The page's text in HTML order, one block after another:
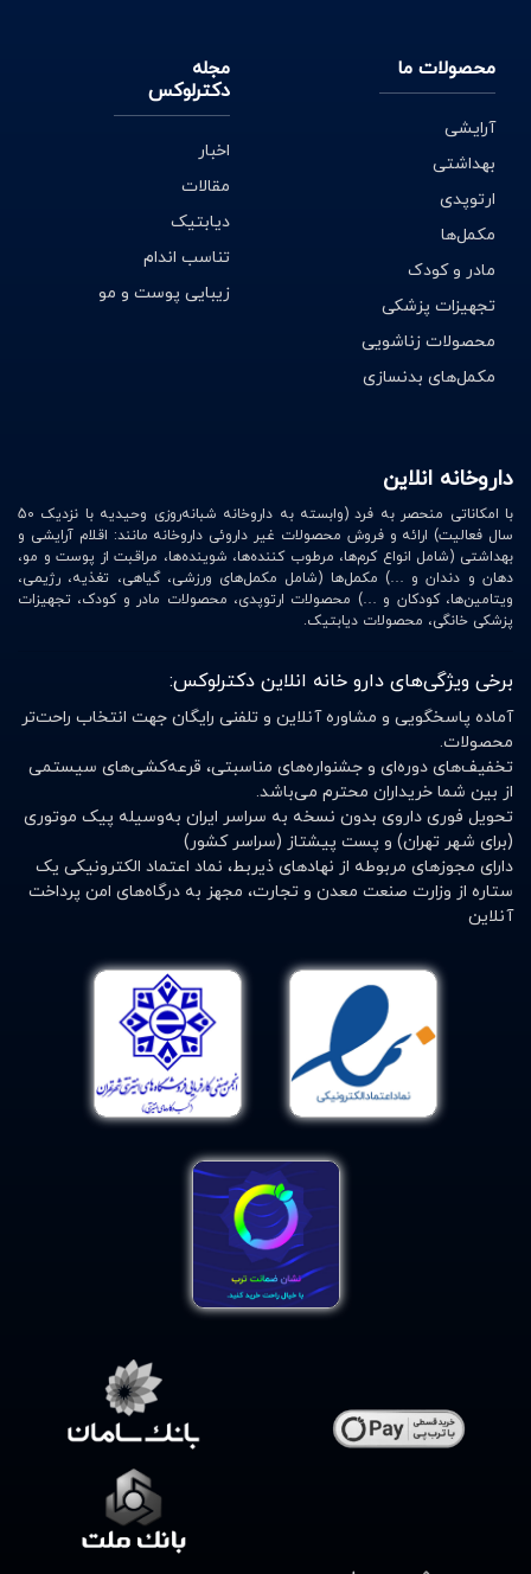
محصولات ما
آرایشی
بهداشتی
ارتوپدی
مکمل‌ها
مادر و کودک
تجهیزات پزشکی
محصولات زناشویی
مکمل‌های بدنسازی
مجله
دکترلوکس
اخبار
مقالات
دیابتیک
تناسب اندام
زیبایی پوست و مو
داروخانه انلاین
با امکاناتی منحصر به فرد (وابسته به داروخانه شبانه‌روزی وحیدیه با نزدیک 50
سال فعالیت) ارائه و فروش محصولات غیر داروئی داروخانه مانند: اقلام آرایشی و
بهداشتی (شامل انواع کرم‌ها، مرطوب کننده‌ها، شوینده‌ها، مراقبت از پوست و مو،
دهان و دندان و …) مکمل‌ها (شامل مکمل‌های ورزشی، گیاهی، تغذیه، رژیمی،
ویتامین‌ها، کودکان و …) محصولات ارتوپدی، محصولات مادر و کودک، تجهیزات
پزشکی خانگی، محصولات دیابتیک.
برخی ویژگی‌های دارو خانه انلاین دکترلوکس:
آماده پاسخگویی و مشاوره آنلاین و تلفنی رایگان جهت انتخاب راحت‌تر
محصولات.
تخفیف‌های دوره‌ای و جشنواره‌های مناسبتی، قرعه‌کشی‌های سیستمی
از بین شما خریداران محترم می‌باشد.
تحویل فوری داروی بدون نسخه به سراسر ایران به‌وسیله پیک موتوری
(برای شهر تهران) و پست پیشتاز (سراسر کشور)
دارای مجوزهای مربوطه از نهادهای ذیربط، نماد اعتماد الکترونیکی یک
ستاره از وزارت صنعت معدن و تجارت، مجهز به درگاه‌های امن پرداخت
آنلاین